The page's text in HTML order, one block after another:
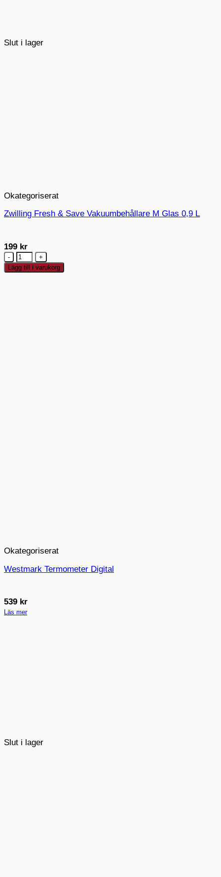
Slut i lager
Okategoriserat
Zwilling Fresh & Save Vakuumbehållare M Glas 0,9 L
199 kr
Zwilling
Fresh
&
Lägg till i varukorg
Slut i lager
Okategoriserat
Westmark Termometer Digital
539 kr
Läs mer